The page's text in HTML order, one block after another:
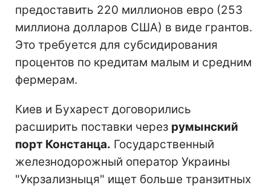
предоставить 220 миллионов евро (253
миллиона долларов США) в виде грантов.
Это требуется для субсидирования
процентов по кредитам малым и средним
фермерам.
Киев и Бухарест договорились
расширить поставки через румынский
порт Констанца. Государственный
железнодорожный оператор Украины
"Укрзализныця" ищет больше транзитных